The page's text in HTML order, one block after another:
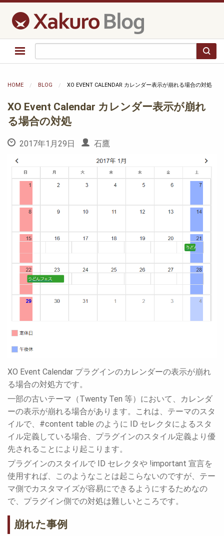
HOME BLOG XO EVENT CALENDAR カレンダー表示が崩れる場合の対処
XO Event Calendar カレンダー表示が崩れ
る場合の対処
2017年1月29日 石鷹
XO Event Calendar プラグインのカレンダーの表示が崩れ
る場合の対処方です。
一部の古いテーマ（Twenty Ten 等）において、カレンダ
ーの表示が崩れる場合があります。これは、テーマのスタ
イルで、#content table のように ID セレクタによるスタ
イル定義している場合、プラグインのスタイル定義より優
先されることにより起こります。
プラグインのスタイルで ID セレクタや !important 宣言を
使用すれば、このようなことは起こらないのですが、テー
マ側でカスタマイズが容易にできるようにするためなの
で、プラグイン側での対処は難しいところです。
崩れた事例